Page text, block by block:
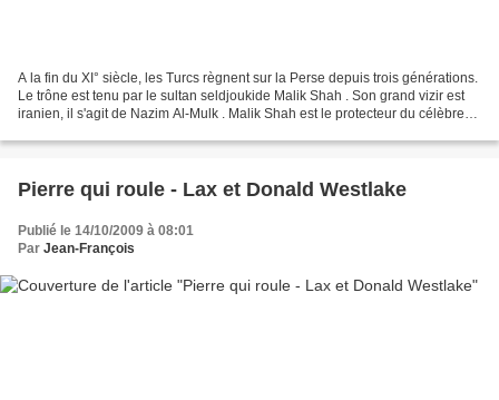
A la fin du XI° siècle, les Turcs règnent sur la Perse depuis trois générations.
Le trône est tenu par le sultan seldjoukide Malik Shah . Son grand vizir est
iranien, il s'agit de Nazim Al-Mulk . Malik Shah est le protecteur du célèbre
Pierre qui roule - Lax et Donald Westlake
Publié le 14/10/2009 à 08:01
Par Jean-François